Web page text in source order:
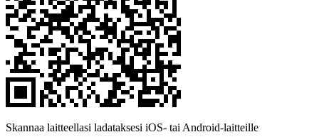
Skannaa laitteellasi ladataksesi iOS- tai Android-laitteille